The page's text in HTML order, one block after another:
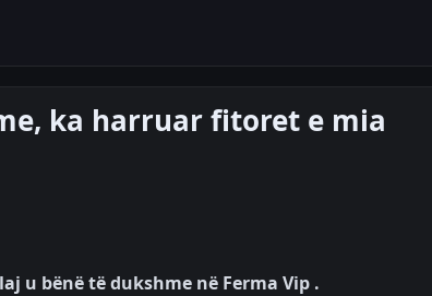
ka harruar fitoret e mia
u bënë të dukshme në Ferma Vip .